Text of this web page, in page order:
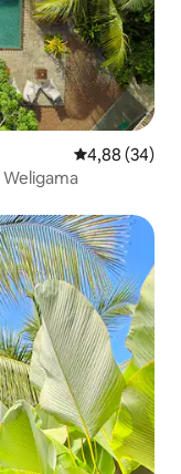
Évaluation
4,88 (34)
Weligama